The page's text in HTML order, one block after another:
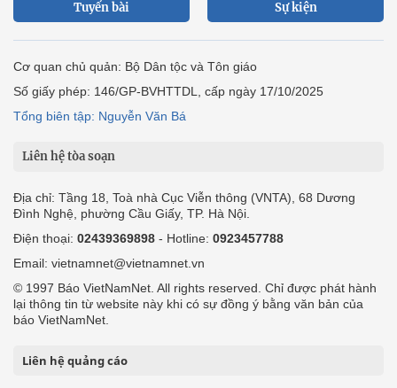
Tuyến bài Sự kiện
Cơ quan chủ quản: Bộ Dân tộc và Tôn giáo
Số giấy phép: 146/GP-BVHTTDL, cấp ngày 17/10/2025
Tổng biên tập: Nguyễn Văn Bá
Liên hệ tòa soạn
Địa chỉ: Tầng 18, Toà nhà Cục Viễn thông (VNTA), 68 Dương
Đình Nghệ, phường Cầu Giấy, TP. Hà Nội.
Điện thoại: 02439369898 - Hotline: 0923457788
Email: vietnamnet@vietnamnet.vn
© 1997 Báo VietNamNet. All rights reserved. Chỉ được phát hành
lại thông tin từ website này khi có sự đồng ý bằng văn bản của
báo VietNamNet.
Liên hệ quảng cáo